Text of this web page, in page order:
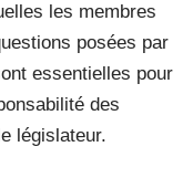
les membres
posées par
essentielles pour
des
législateur.